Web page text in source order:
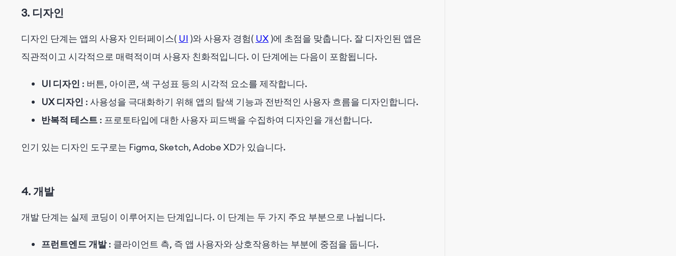
3. 디자인
디자인 단계는 앱의 사용자 인터페이스( UI )와 사용자 경험( UX )에 초점을 맞춥니다. 잘 디자인된 앱은
직관적이고 시각적으로 매력적이며 사용자 친화적입니다. 이 단계에는 다음이 포함됩니다.
UI 디자인 : 버튼, 아이콘, 색 구성표 등의 시각적 요소를 제작합니다.
UX 디자인 : 사용성을 극대화하기 위해 앱의 탐색 기능과 전반적인 사용자 흐름을 디자인합니다.
반복적 테스트 : 프로토타입에 대한 사용자 피드백을 수집하여 디자인을 개선합니다.
인기 있는 디자인 도구로는 Figma, Sketch, Adobe XD가 있습니다.
4. 개발
개발 단계는 실제 코딩이 이루어지는 단계입니다. 이 단계는 두 가지 주요 부분으로 나뉩니다.
프런트엔드 개발 : 클라이언트 측, 즉 앱 사용자와 상호작용하는 부분에 중점을 둡니다.